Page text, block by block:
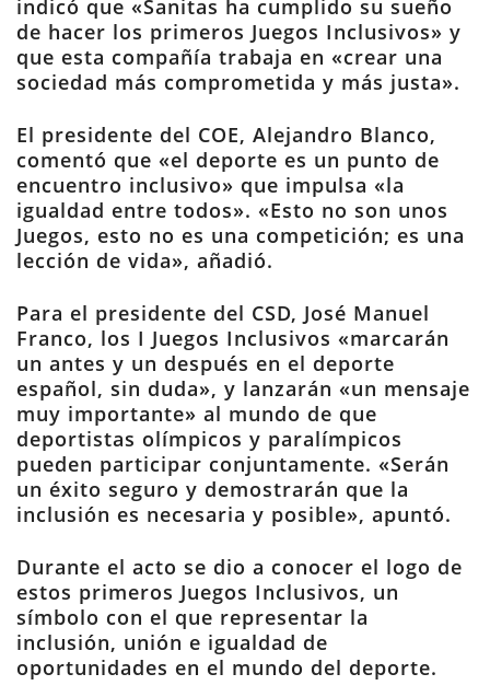
indicó que «Sanitas ha cumplido su sueño
de hacer los primeros Juegos Inclusivos» y
que esta compañía trabaja en «crear una
sociedad más comprometida y más justa».
El presidente del COE, Alejandro Blanco,
comentó que «el deporte es un punto de
encuentro inclusivo» que impulsa «la
igualdad entre todos». «Esto no son unos
Juegos, esto no es una competición; es una
lección de vida», añadió.
Para el presidente del CSD, José Manuel
Franco, los I Juegos Inclusivos «marcarán
un antes y un después en el deporte
español, sin duda», y lanzarán «un mensaje
muy importante» al mundo de que
deportistas olímpicos y paralímpicos
pueden participar conjuntamente. «Serán
un éxito seguro y demostrarán que la
inclusión es necesaria y posible», apuntó.
Durante el acto se dio a conocer el logo de
estos primeros Juegos Inclusivos, un
símbolo con el que representar la
inclusión, unión e igualdad de
oportunidades en el mundo del deporte.